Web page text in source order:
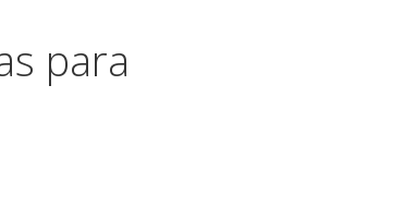
para